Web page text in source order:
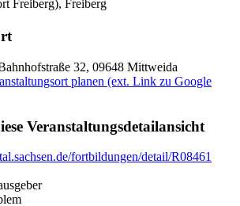
Freiberg), Freiberg
32, 09648 Mittweida
planen (ext. Link zu Google
Veranstaltungsdetailansicht
fortbildungen/detail/R08461